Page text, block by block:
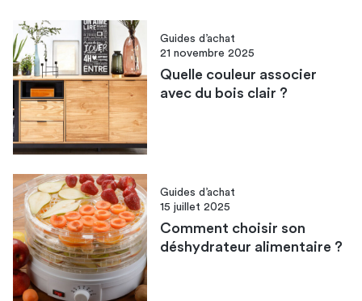
Guides d’achat
21 novembre 2025
Quelle couleur associer
avec du bois clair​ ?
Guides d’achat
15 juillet 2025
Comment choisir son
déshydrateur alimentaire​ ?